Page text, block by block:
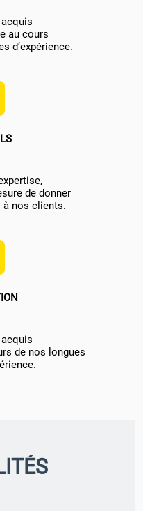
au cours
d’expérience.
de donner
à nos clients.
de nos longues